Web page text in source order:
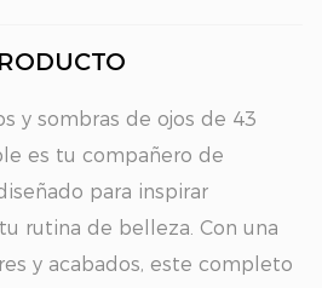
y sombras de ojos de 43
es tu compañero de
para inspirar
rutina de belleza. Con una
y acabados, este completo